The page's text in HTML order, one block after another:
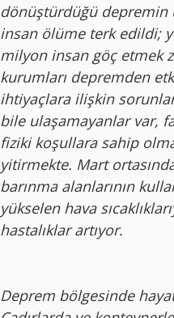
dönüştürdüğü depremin
insan ölüme terk edildi;
milyon insan göç etmek
kurumları depremden
ihtiyaçlara ilişkin
bile ulaşamayanlar var,
fiziki koşullara sahip
yitirmekte. Mart
barınma alanlarının
yükselen hava
hastalıklar artıyor.
Deprem bölgesinde